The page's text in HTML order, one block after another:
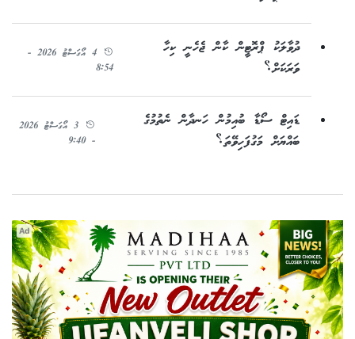
ދުވާލަކު ޕްރޮޓީން ކާން ޖެހެނީ ކިހާ
ވަރަކަށް؟
4 އޯގަސްޓު 2026 -
8:54
ޑައިޓް ސޯޑާ ބުއިމުން ހަނދާން ނެތުމުގެ
ބައްޔަށް މަގުފަހިވޭތަ؟
3 އޯގަސްޓު 2026
- 9:40
Ad